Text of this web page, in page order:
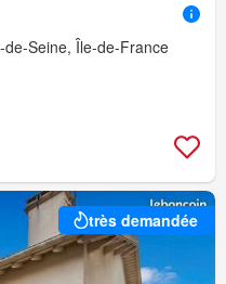
Seine, Île-de-France
très demandée